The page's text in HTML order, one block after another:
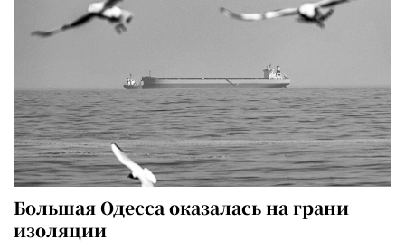
Большая Одесса оказалась на грани
изоляции